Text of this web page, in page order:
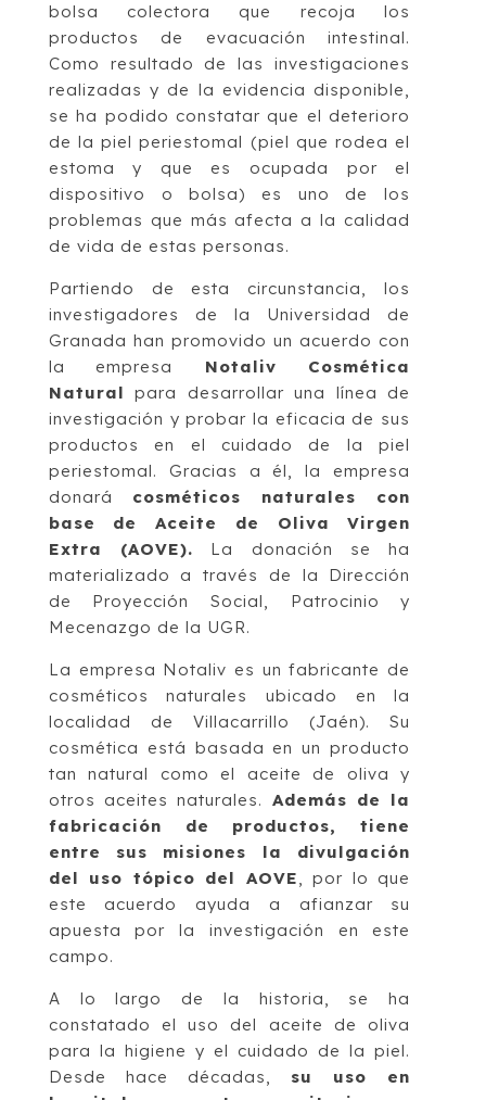
bolsa colectora que recoja los
productos de evacuación intestinal.
Como resultado de las investigaciones
realizadas y de la evidencia disponible,
se ha podido constatar que el deterioro
de la piel periestomal (piel que rodea el
estoma y que es ocupada por el
dispositivo o bolsa) es uno de los
problemas que más afecta a la calidad
de vida de estas personas.
Partiendo de esta circunstancia, los
investigadores de la Universidad de
Granada han promovido un acuerdo con
la empresa
Notaliv Cosmética
Natural para desarrollar una línea de
investigación y probar la eficacia de sus
productos en el cuidado de la piel
periestomal. Gracias a él, la empresa
donará cosméticos naturales con
base de Aceite de Oliva Virgen
Extra (AOVE). La donación se ha
materializado a través de la Dirección
de Proyección Social, Patrocinio y
Mecenazgo de la UGR.
La empresa Notaliv es un fabricante de
cosméticos naturales ubicado en la
localidad de Villacarrillo (Jaén). Su
cosmética está basada en un producto
tan natural como el aceite de oliva y
otros aceites naturales. Además de la
fabricación de productos, tiene
entre sus misiones la divulgación
del uso tópico del AOVE, por lo que
este acuerdo ayuda a afianzar su
apuesta por la investigación en este
campo.
A lo largo de la historia, se ha
constatado el uso del aceite de oliva
para la higiene y el cuidado de la piel.
Desde hace décadas, su uso en